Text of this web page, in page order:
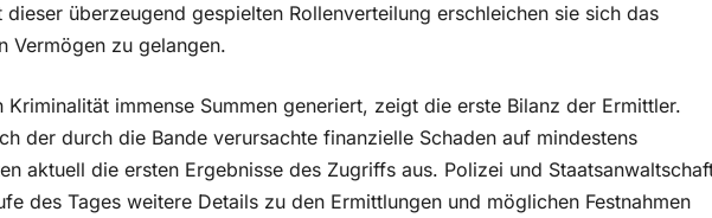
dieser überzeugend gespielten Rollenverteilung erschleichen sie sich das
Vermögen zu gelangen.
immense Summen generiert, zeigt die erste Bilanz der Ermittler.
der durch die Bande verursachte finanzielle Schaden auf mindestens
aktuell die ersten Ergebnisse des Zugriffs aus. Polizei und
des Tages weitere Details zu den Ermittlungen und möglichen Festnahmen